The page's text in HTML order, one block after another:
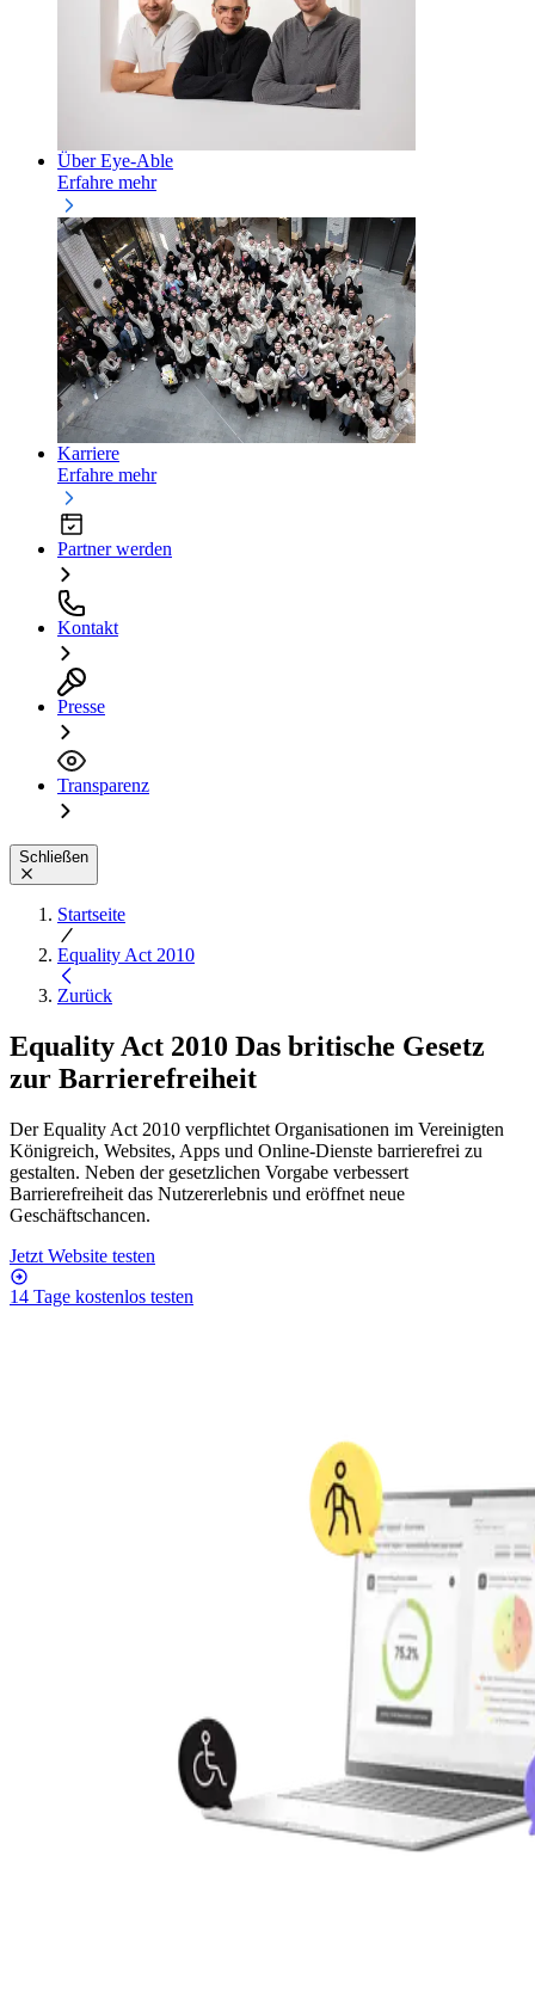
Über Eye-Able
Erfahre mehr
Karriere
Erfahre mehr
Partner werden
Kontakt
Presse
Transparenz
Schließen
Startseite
Equality Act 2010
Zurück
Equality Act 2010 Das britische Gesetz
zur Barrierefreiheit
Der Equality Act 2010 verpflichtet Organisationen im Vereinigten
Königreich, Websites, Apps und Online-Dienste barrierefrei zu
gestalten. Neben der gesetzlichen Vorgabe verbessert
Barrierefreiheit das Nutzererlebnis und eröffnet neue
Geschäftschancen.
Jetzt Website testen
14 Tage kostenlos testen